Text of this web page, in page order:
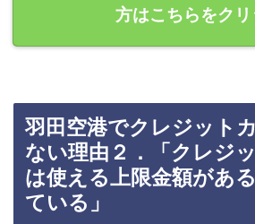
方はこちらをクリ
羽田空港でクレジット
ない理由２．「クレジ
は使える上限金額があ
ている」